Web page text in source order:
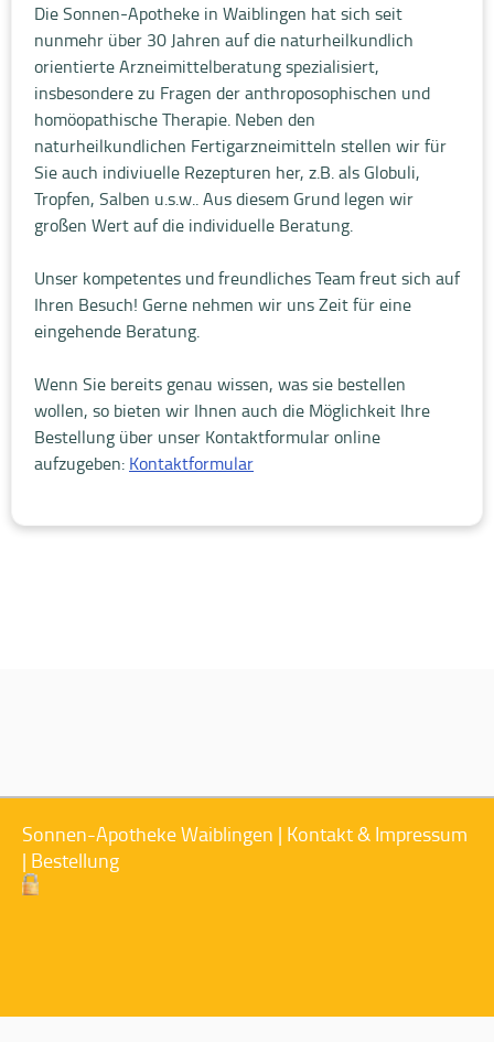
Die Sonnen-Apotheke in Waiblingen hat sich seit
nunmehr über 30 Jahren auf die naturheilkundlich
orientierte Arzneimittelberatung spezialisiert,
insbesondere zu Fragen der anthroposophischen und
homöopathische Therapie. Neben den
naturheilkundlichen Fertigarzneimitteln stellen wir für
Sie auch indiviuelle Rezepturen her, z.B. als Globuli,
Tropfen, Salben u.s.w.. Aus diesem Grund legen wir
großen Wert auf die individuelle Beratung.
Unser kompetentes und freundliches Team freut sich auf
Ihren Besuch! Gerne nehmen wir uns Zeit für eine
eingehende Beratung.
Wenn Sie bereits genau wissen, was sie bestellen
wollen, so bieten wir Ihnen auch die Möglichkeit Ihre
Bestellung über unser Kontaktformular online
aufzugeben: Kontaktformular
Sonnen-Apotheke Waiblingen | Kontakt & Impressum
| Bestellung